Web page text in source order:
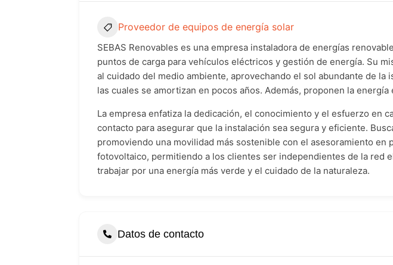
Proveedor de equipos de energía solar
SEBAS Renovables es una empresa instaladora de energías
puntos de carga para vehículos eléctricos y gestión de energía. Su
al cuidado del medio ambiente, aprovechando el sol abundante de
las cuales se amortizan en pocos años. Además, proponen la
La empresa enfatiza la dedicación, el conocimiento y el esfuerzo en
contacto para asegurar que la instalación sea segura y eficiente.
promoviendo una movilidad más sostenible con el asesoramiento
fotovoltaico, permitiendo a los clientes ser independientes de la red
trabajar por una energía más verde y el cuidado de la naturaleza.
Datos de contacto